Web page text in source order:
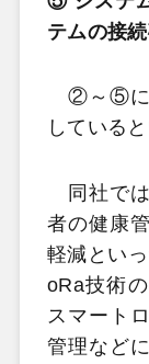
テムの接
②～⑤に
していると
同社では
者の健康
軽減とい
oRa技術
スマート
管理など